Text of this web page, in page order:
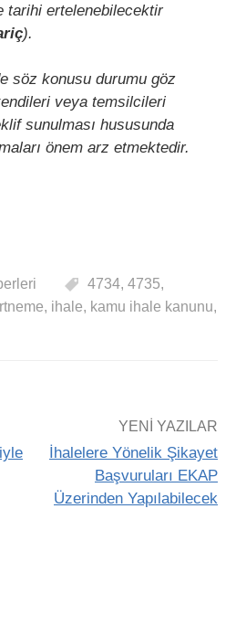
tarihi ertelenebilecektir
).
söz konusu durumu göz
veya temsilcileri
sunulması hususunda
önem arz etmektedir.
4734, 4735,
, ihale, kamu ihale kanunu,
YENI YAZILAR
İhalelere Yönelik Şikayet
Başvuruları EKAP
Üzerinden Yapılabilecek